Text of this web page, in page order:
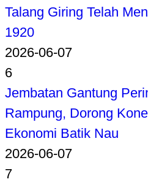
Talang Giring Telah
1920
2026-06-07
6
Jembatan Gantung
Rampung, Dorong
Ekonomi Batik Nau
2026-06-07
7